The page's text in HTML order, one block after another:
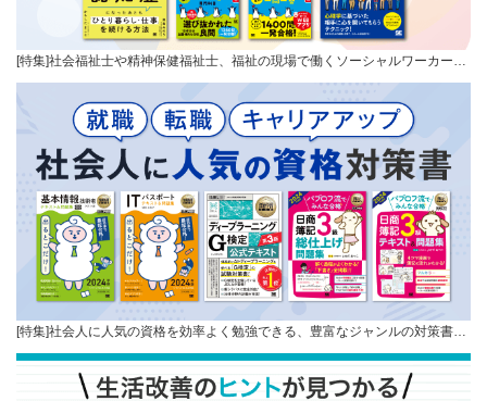
[特集]社会福祉士や精神保健福祉士、福祉の現場で働くソーシャルワーカー…
[特集]社会人に人気の資格を効率よく勉強できる、豊富なジャンルの対策書…